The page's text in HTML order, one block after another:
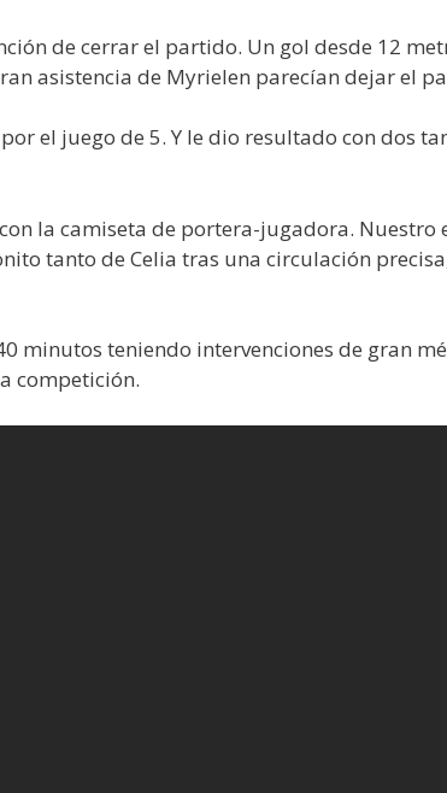
de cerrar el partido. Un gol desde 12
asistencia de Myrielen parecían dejar el
el juego de 5. Y le dio resultado con dos
la camiseta de portera-jugadora.
tanto de Celia tras una circulación
minutos teniendo intervenciones de gran
competición.